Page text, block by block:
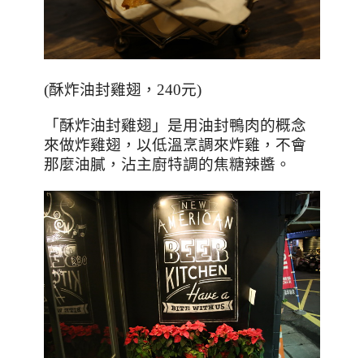
(酥炸油封雞翅， 240元)
「酥炸油封雞翅」是用油封鴨肉的概念
來做炸雞翅，以低溫烹調來炸雞，不會
那麼油膩，沾主廚特調的焦糖辣醬。